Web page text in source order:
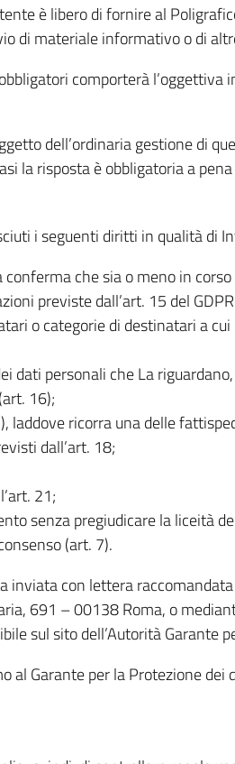
è libero di fornire al
di materiale informativo o di
comporterà
dell’ordinaria gestione di
la risposta è obbligatoria a
i seguenti diritti in qualità di
che sia o meno in
previste dall’art. 15 del
o categorie di destinatari a
dati personali che La
16);
ricorra una delle
dall’art. 18;
21;
senza pregiudicare la liceità
(art. 7).
con lettera
691 – 00138 Roma, o
sul sito dell’Autorità Garante
al Garante per la Protezione